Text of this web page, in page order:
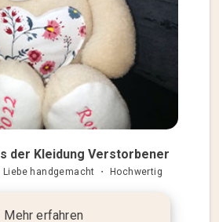
der Kleidung Verstorbener
Liebe handgemacht ・ Hochwertig
Mehr erfahren